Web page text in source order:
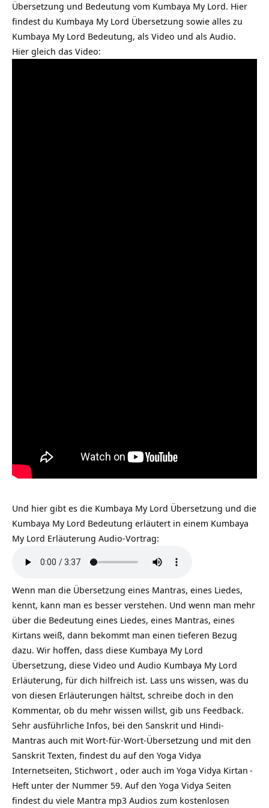
Übersetzung und Bedeutung vom Kumbaya My Lord. Hier
findest du Kumbaya My Lord Übersetzung sowie alles zu
Kumbaya My Lord Bedeutung, als Video und als Audio.
Hier gleich das Video:
Und hier gibt es die Kumbaya My Lord Übersetzung und die
Kumbaya My Lord Bedeutung erläutert in einem Kumbaya
My Lord Erläuterung Audio-Vortrag:
Wenn man die Übersetzung eines Mantras, eines Liedes,
kennt, kann man es besser verstehen. Und wenn man mehr
über die Bedeutung eines Liedes, eines Mantras, eines
Kirtans weiß, dann bekommt man einen tieferen Bezug
dazu. Wir hoffen, dass diese Kumbaya My Lord
Übersetzung, diese Video und Audio Kumbaya My Lord
Erläuterung, für dich hilfreich ist. Lass uns wissen, was du
von diesen Erläuterungen hältst, schreibe doch in den
Kommentar, ob du mehr wissen willst, gib uns Feedback.
Sehr ausführliche Infos, bei den Sanskrit und Hindi-
Mantras auch mit Wort-für-Wort-Übersetzung und mit den
Sanskrit Texten, findest du auf den Yoga Vidya
Internetseiten, Stichwort , oder auch im Yoga Vidya Kirtan -
Heft unter der Nummer 59. Auf den Yoga Vidya Seiten
findest du viele Mantra mp3 Audios zum kostenlosen